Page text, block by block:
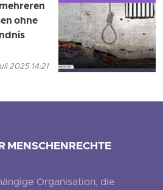
ohne
2025 14:21
MENSCHENRECHTE
Organisation, die